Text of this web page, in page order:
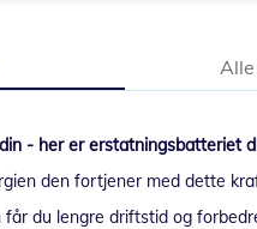
- her er erstatningsbatteriet
den fortjener med dette
du lengre driftstid og